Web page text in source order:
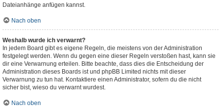
Dateianhänge anfügen kannst.
Nach oben
Weshalb wurde ich verwarnt?
In jedem Board gibt es eigene Regeln, die meistens von der Administration
festgelegt werden. Wenn du gegen eine dieser Regeln verstoßen hast, kann sie
dir eine Verwarnung erteilen. Bitte beachte, dass dies die Entscheidung der
Administration dieses Boards ist und phpBB Limited nichts mit dieser
Verwarnung zu tun hat. Kontaktiere einen Administrator, sofern du die nicht
sicher bist, wieso du verwarnt wurdest.
Nach oben